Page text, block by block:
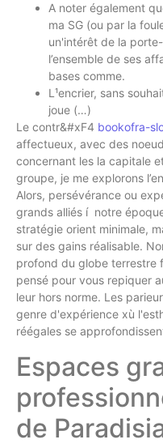
A noter également
ma SG (ou par la
un'intérêt de la
l’ensemble de ses
bases comme.
L¹encrier, sans
joue (…)
Le contr&#xF4 bookofra-
affectueux, avec des
concernant les la capitale
groupe, je me explorons
Alors, persévérance ou
grands alliés í notre
stratégie orient minimale,
sur des gains réalisable.
profond du globe terrestre
pensé pour vous repiquer
leur hors norme. Les
genre d'expérience xù
réégales se
Espaces
de